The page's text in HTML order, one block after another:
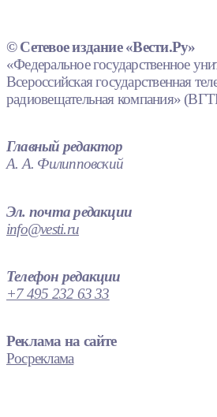
© Сетевое издание «Вести.Ру»
«Федеральное государственное
Всероссийская государственная
радиовещательная компания»
Главный редактор
А. А. Филипповский
Эл. почта редакции
info@vesti.ru
Телефон редакции
+7 495 232 63 33
Реклама на сайте
Росреклама